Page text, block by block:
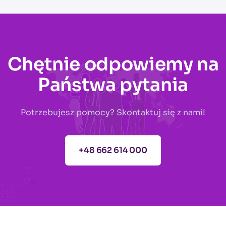
Chętnie odpowiemy na
Państwa pytania
Potrzebujesz pomocy? Skontaktuj się z nami!
+48 662 614 000